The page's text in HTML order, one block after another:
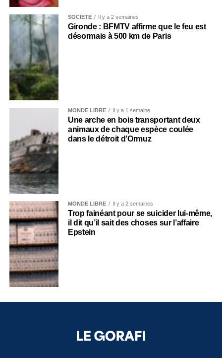
SOCIÉTÉ Il y a 2 semaines
Gironde : BFMTV affirme que le feu est
désormais à 500 km de Paris
MONDE LIBRE Il y a 1 semaine
Une arche en bois transportant deux
animaux de chaque espèce coulée
dans le détroit d’Ormuz
MONDE LIBRE Il y a 2 semaines
Trop fainéant pour se suicider lui-même,
il dit qu’il sait des choses sur l’affaire
Epstein